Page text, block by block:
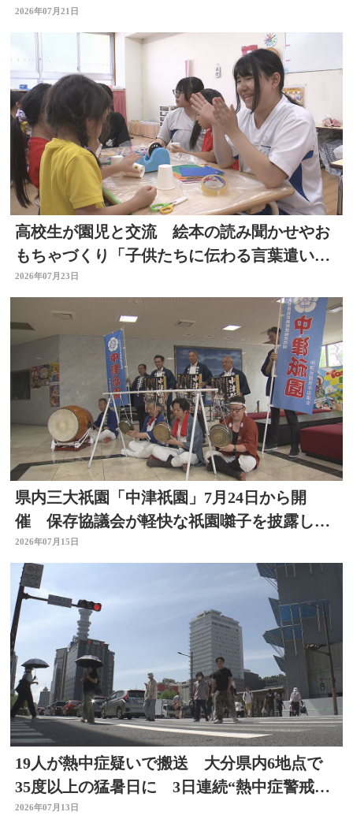
PRで集客図る 大分
2026年07月21日
高校生が園児と交流 絵本の読み聞かせやお
もちゃづくり「子供たちに伝わる言葉遣いが
大切と思った」大分
2026年07月23日
県内三大祇園「中津祇園」7月24日から開
催 保存協議会が軽快な祇園囃子を披露し祭
りをPR 大分
2026年07月15日
19人が熱中症疑いで搬送 大分県内6地点で
35度以上の猛暑日に 3日連続“熱中症警戒ア
ラート”発表
2026年07月13日